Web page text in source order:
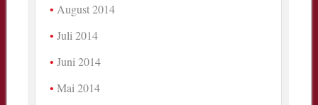
August 2014
Juli 2014
Juni 2014
Mai 2014